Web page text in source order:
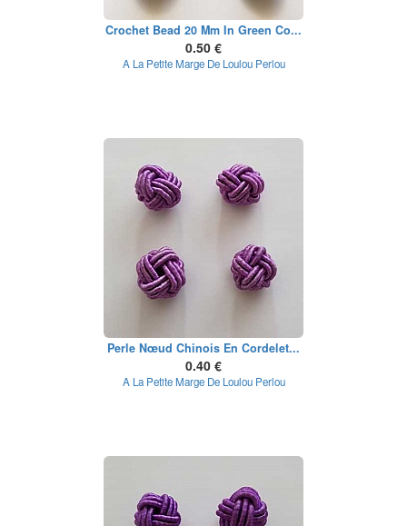
Crochet Bead 20 Mm In Green Co...
0.50 €
A La Petite Marge De Loulou Perlou
Perle Nœud Chinois En Cordelet...
0.40 €
A La Petite Marge De Loulou Perlou